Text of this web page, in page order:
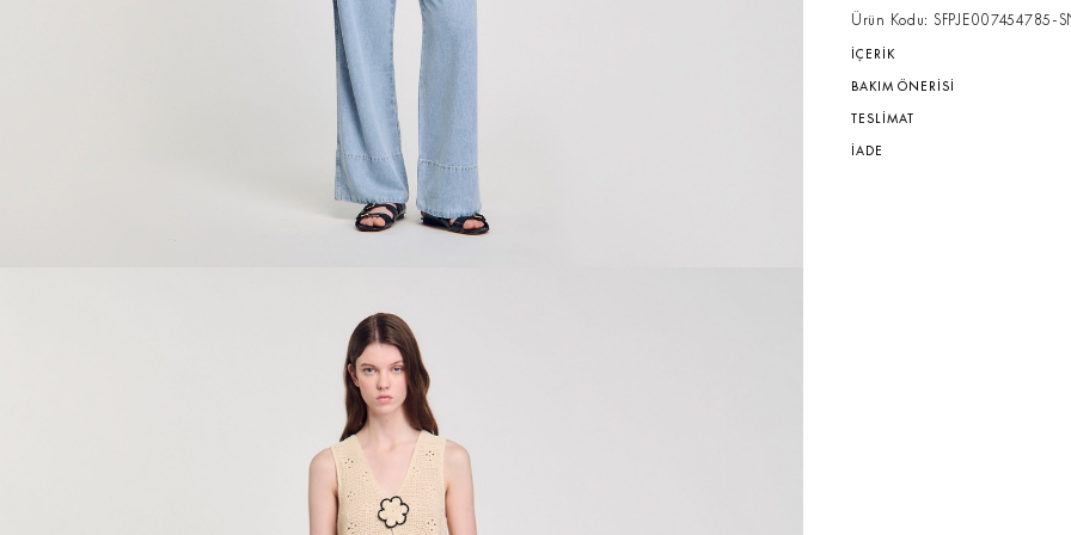
Ürün Kodu: SFPJE007454785-
İÇERİK
BAKIM ÖNERİSİ
TESLİMAT
İADE